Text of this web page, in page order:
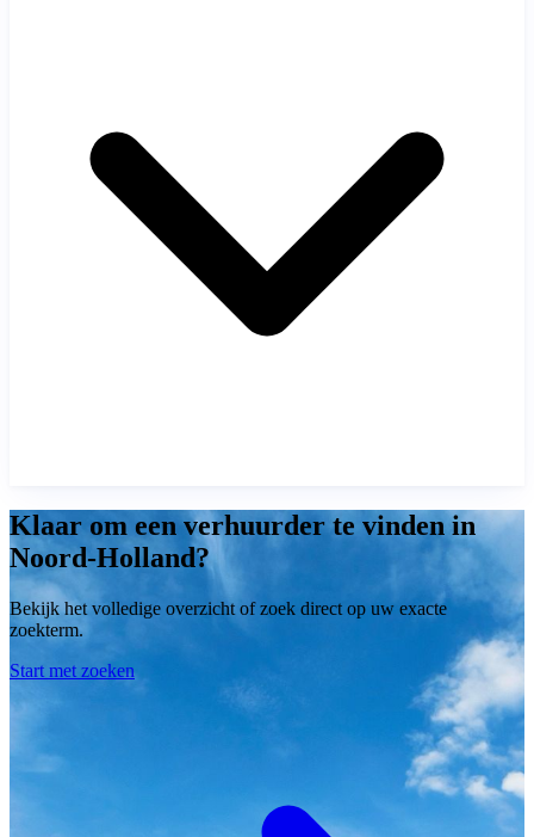
Klaar om een verhuurder te vinden in
Noord-Holland?
Bekijk het volledige overzicht of zoek direct op uw exacte
zoekterm.
Start met zoeken